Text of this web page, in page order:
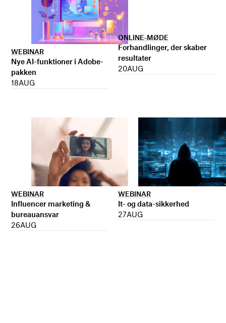
WEBINAR
Nye AI-funktioner i Adobe-
pakken
18AUG
ONLINE-MØDE
Forhandlinger, der skaber
resultater
20AUG
WEBINAR
Influencer marketing &
bureauansvar
26AUG
WEBINAR
It- og data-sikkerhed
27AUG